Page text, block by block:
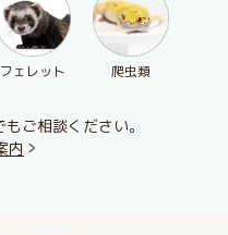
フェレット 爬虫類
ご相談ください。
内